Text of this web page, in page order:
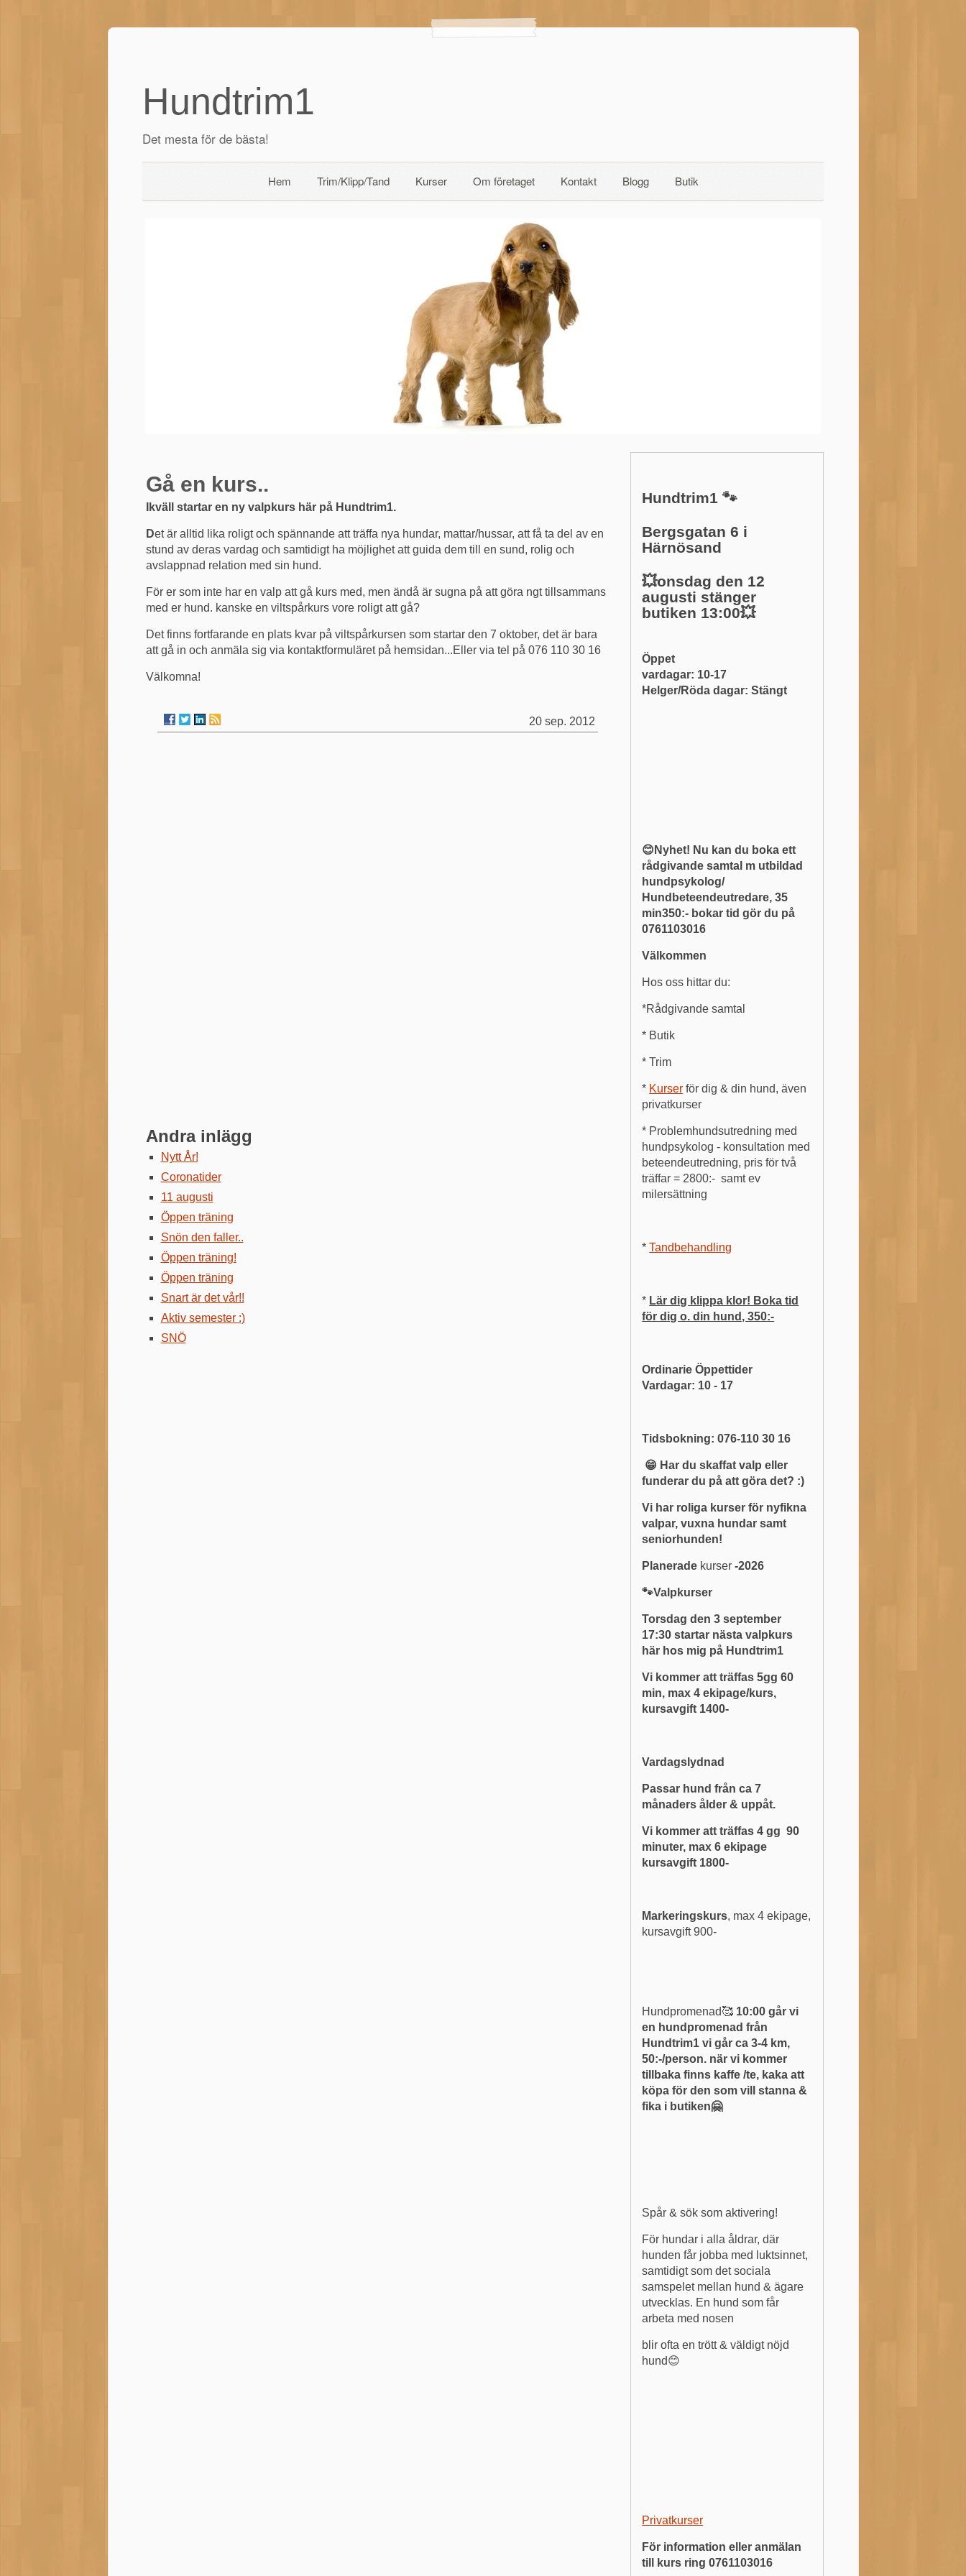
Hundtrim1
Det mesta för de bästa!
Hem Trim/Klipp/Tand Kurser Om företaget Kontakt Blogg Butik
Gå en kurs..
Ikväll startar en ny valpkurs här på Hundtrim1.
Det är alltid lika roligt och spännande att träffa nya hundar, mattar/hussar, att få ta del av en
stund av deras vardag och samtidigt ha möjlighet att guida dem till en sund, rolig och
avslappnad relation med sin hund.
För er som inte har en valp att gå kurs med, men ändå är sugna på att göra ngt tillsammans
med er hund. kanske en viltspårkurs vore roligt att gå?
Det finns fortfarande en plats kvar på viltspårkursen som startar den 7 oktober, det är bara
att gå in och anmäla sig via kontaktformuläret på hemsidan...Eller via tel på 076 110 30 16
Välkomna!
20 sep. 2012
Andra inlägg
Nytt År!
Coronatider
11 augusti
Öppen träning
Snön den faller..
Öppen träning!
Öppen träning
Snart är det vår!!
Aktiv semester :)
SNÖ
Hundtrim1 🐾
Bergsgatan 6 i
Härnösand
💥onsdag den 12
augusti stänger
butiken 13:00💥
Öppet
vardagar: 10-17
Helger/Röda dagar: Stängt
😊Nyhet! Nu kan du boka ett
rådgivande samtal m utbildad
hundpsykolog/
Hundbeteendeutredare, 35
min350:- bokar tid gör du på
0761103016
Välkommen
Hos oss hittar du:
*Rådgivande samtal
* Butik
* Trim
* Kurser för dig & din hund, även
privatkurser
* Problemhundsutredning med
hundpsykolog - konsultation med
beteendeutredning, pris för två
träffar = 2800:- samt ev
milersättning
*Tandbehandling
* Lär dig klippa klor! Boka tid
för dig o. din hund, 350:-
Ordinarie Öppettider
Vardagar: 10 - 17
Tidsbokning: 076-110 30 16
😁 Har du skaffat valp eller
funderar du på att göra det? :)
Vi har roliga kurser för nyfikna
valpar, vuxna hundar samt
seniorhunden!
Planerade kurser-2026
🐾Valpkurser
Torsdag den 3 september
17:30 startar nästa valpkurs
här hos mig på Hundtrim1
Vi kommer att träffas 5gg 60
min, max 4 ekipage/kurs,
kursavgift 1400-
Vardagslydnad
Passar hund från ca 7
månaders ålder & uppåt.
Vi kommer att träffas 4 gg 90
minuter, max 6 ekipage
kursavgift 1800-
Markeringskurs, max 4 ekipage,
kursavgift 900-
Hundpromenad🥰 10:00 går vi
en hundpromenad från
Hundtrim1 vi går ca 3-4 km,
50:-/person. när vi kommer
tillbaka finns kaffe /te, kaka att
köpa för den som vill stanna &
fika i butiken🤗
Spår & sök som aktivering!
För hundar i alla åldrar, där
hunden får jobba med luktsinnet,
samtidigt som det sociala
samspelet mellan hund & ägare
utvecklas. En hund som får
arbeta med nosen
blir ofta en trött & väldigt nöjd
hund😊
Privatkurser
För information eller anmälan
till kurs ring 0761103016